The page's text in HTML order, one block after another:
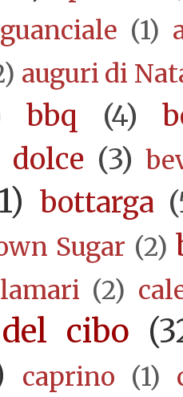
(1)
auguri di
bbq (4)
dolce (3)
bottarga
Sugar (2)
(2)
cibo
caprino (1)